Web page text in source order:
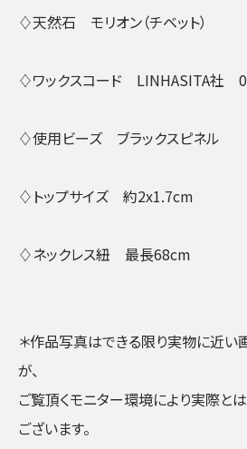
♢天然石 モリオン（チベット）
♢ワックスコード LINHASITA社
♢使用ビーズ ブラックスピネル
♢トップサイズ 約2x1.7cm
♢ネックレス紐 最長68cm
＊作品写真はできる限り実物に近い
が、
ご覧頂くモニター環境により実際と
ございます。